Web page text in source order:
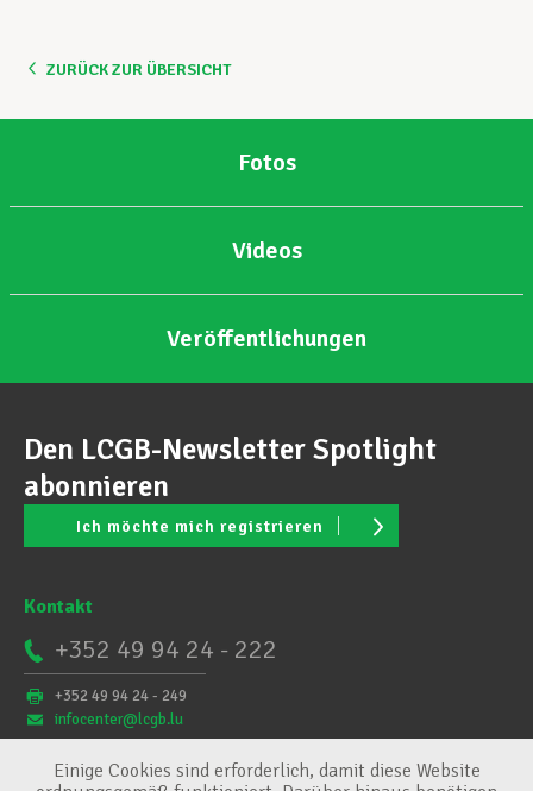
ZURÜCK ZUR ÜBERSICHT
Fotos
Videos
Veröffentlichungen
Den LCGB-Newsletter Spotlight
abonnieren
Ich möchte mich registrieren
Kontakt
+352 49 94 24 - 222
+352 49 94 24 - 249
infocenter@lcgb.lu
Einige Cookies sind erforderlich, damit diese Website